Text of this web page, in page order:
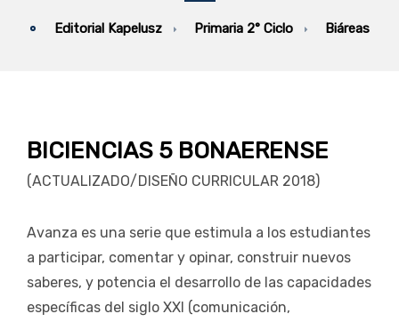
Editorial Kapelusz Primaria 2° Ciclo Biáreas
BICIENCIAS 5 BONAERENSE
(ACTUALIZADO/DISEÑO CURRICULAR 2018)
Avanza es una serie que estimula a los estudiantes
a participar, comentar y opinar, construir nuevos
saberes, y potencia el desarrollo de las capacidades
específicas del siglo XXI (comunicación,